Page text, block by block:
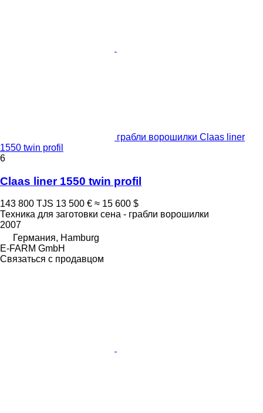
грабли ворошилки Claas liner
1550 twin profil
6
Claas liner 1550 twin profil
143 800 TJS 13 500 € ≈ 15 600 $
Техника для заготовки сена - грабли ворошилки
2007
Германия, Hamburg
E-FARM GmbH
Связаться с продавцом